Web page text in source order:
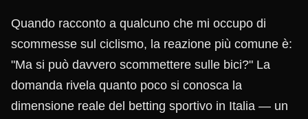
Quando racconto a qualcuno che mi occupo di
scommesse sul ciclismo, la reazione più comune è:
"Ma si può davvero scommettere sulle bici?" La
domanda rivela quanto poco si conosca la
dimensione reale del betting sportivo in Italia — un